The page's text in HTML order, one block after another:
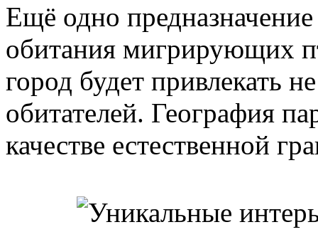
Ещё одно
обитания мигрирующих
город будет привлекать
обитателей. География
качестве естественной